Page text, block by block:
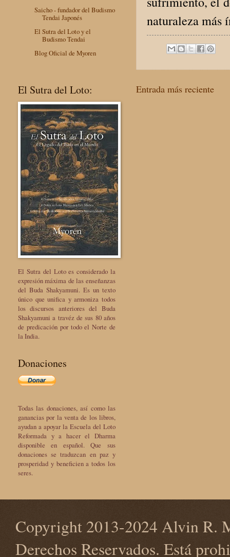
naturaleza más
Entrada más reciente
Saicho - fundador del Budismo
Tendai Japonés
El Sutra del Loto y el
Budismo Tendai
Blog Oficial de Myoren
El Sutra del Loto:
El Sutra del Loto es considerado la
expresión máxima de las enseñanzas
del Buda Shakyamuni. Es un texto
único que unifica y armoniza todos
los discursos anteriores del Buda
Shakyamuni a travéz de sus 80 años
de predicación por todo el Norte de
la India.
Donaciones
Todas las donaciones, así como las
ganancias por la venta de los libros,
ayudan a apoyar la Escuela del Loto
Reformada y a hacer el Dharma
disponible en español. Que sus
donaciones se traduzcan en paz y
prosperidad y beneficien a todos los
seres.
Copyright 2013-2024 Alvin R.
Derechos Reservados. Está